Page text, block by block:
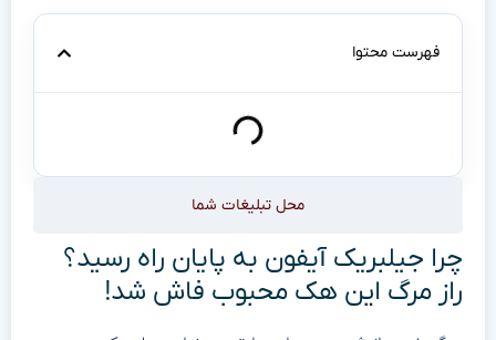
فهرست محتوا
محل تبلیغات شما
چرا جیلبریک آیفون به پایان راه رسید؟
راز مرگ این هک محبوب فاش شد!